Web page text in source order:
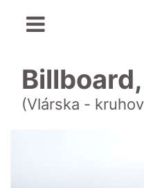
(Vlárska -